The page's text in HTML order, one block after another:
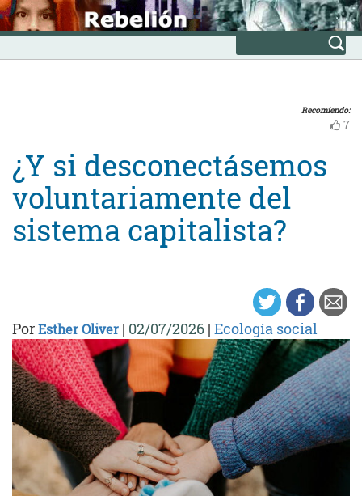
Skip
to
content
INICIO
Avanzada
Recomiendo:
7
¿Y si desconectásemos
voluntariamente del
sistema capitalista?
PorEsther Oliver | 02/07/2026 | Ecología social